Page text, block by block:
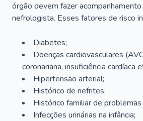
órgão devem fazer
nefrologista. Esses fatores de risco
Diabetes;
Doenças cardiovasculares
coronariana, insuficiência cardíaca
Hipertensão arterial;
Histórico de nefrites;
Histórico familiar de problemas
Infecções urinárias na infância;